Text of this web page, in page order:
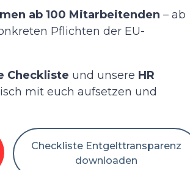
ab 100 Mitarbeitenden – ab
Pflichten der EU-
Checkliste und unsere HR
mit euch aufsetzen und
Checkliste Entgelttransparenz
downloaden